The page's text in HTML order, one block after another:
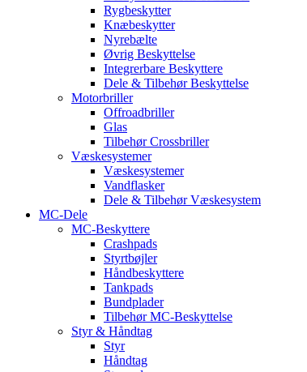
Rygbeskytter
Knæbeskytter
Nyrebælte
Øvrig Beskyttelse
Integrerbare Beskyttere
Dele & Tilbehør Beskyttelse
Motorbriller
Offroadbriller
Glas
Tilbehør Crossbriller
Væskesystemer
Væskesystemer
Vandflasker
Dele & Tilbehør Væskesystem
MC-Dele
MC-Beskyttere
Crashpads
Styrtbøjler
Håndbeskyttere
Tankpads
Bundplader
Tilbehør MC-Beskyttelse
Styr & Håndtag
Styr
Håndtag